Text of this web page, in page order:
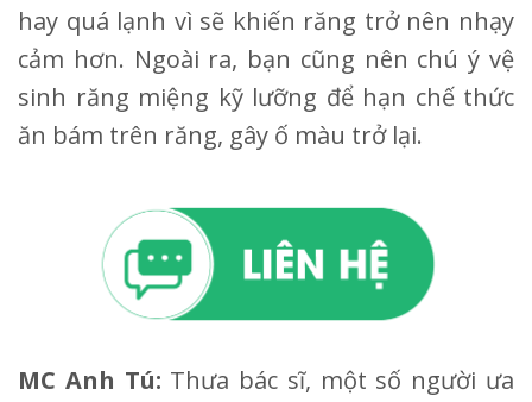
hay quá lạnh vì sẽ khiến răng trở nên nhạy
cảm hơn. Ngoài ra, bạn cũng nên chú ý vệ
sinh răng miệng kỹ lưỡng để hạn chế thức
ăn bám trên răng, gây ố màu trở lại.
MC Anh Tú: Thưa bác sĩ, một số người ưa